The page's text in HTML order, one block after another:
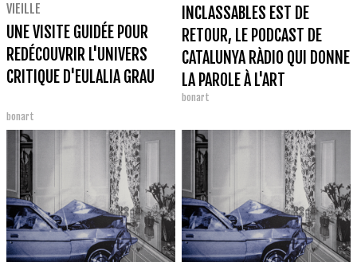
VIEILLE
UNE VISITE GUIDÉE POUR
REDÉCOUVRIR L'UNIVERS
CRITIQUE D'EULALIA GRAU
bonart
INCLASSABLES EST DE
RETOUR, LE PODCAST DE
CATALUNYA RÀDIO QUI DONNE
LA PAROLE À L'ART
CONTEMPORAIN
bonart